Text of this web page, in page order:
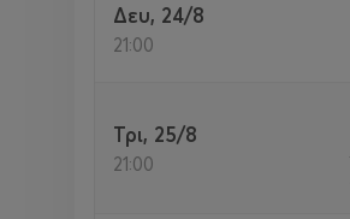
Δευ, 24/8
21:00
Τρι, 25/8
21:00